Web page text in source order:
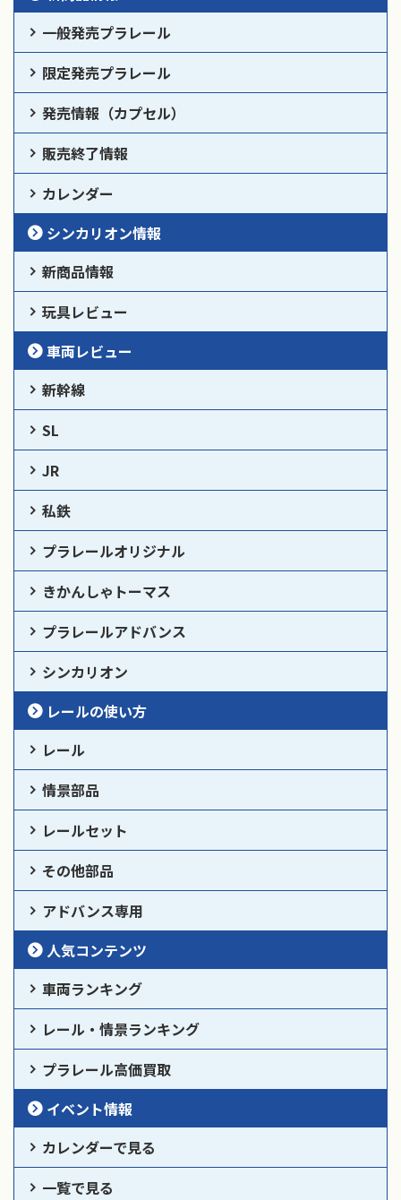
一般発売プラレール
限定発売プラレール
発売情報（カプセル）
販売終了情報
カレンダー
シンカリオン情報
新商品情報
玩具レビュー
車両レビュー
新幹線
SL
JR
私鉄
プラレールオリジナル
きかんしゃトーマス
プラレールアドバンス
シンカリオン
レールの使い方
レール
情景部品
レールセット
その他部品
アドバンス専用
人気コンテンツ
車両ランキング
レール・情景ランキング
プラレール高価買取
イベント情報
カレンダーで見る
一覧で見る